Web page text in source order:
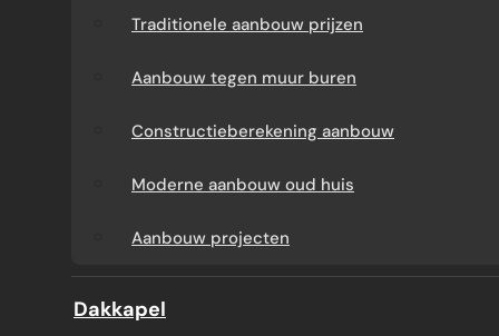
prijzen
Traditionele aanbouw
prijzen
Aanbouw tegen muur
buren
Constructieberekening
Prefab dakkapel
laten maken
Dakkapel
Dakkapel projecten
Traditionele aanbouw prijzen
Aanbouw tegen muur buren
Constructieberekening aanbouw
Moderne aanbouw oud huis
Aanbouw projecten
Dakkapel